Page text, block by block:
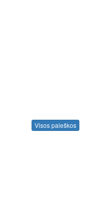
Visos paieškos